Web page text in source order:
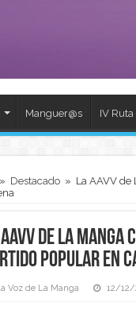
Manguer@s IV
» Destacado » La AAVV de
AAVV de La
Popular en
Voz de La Manga 12/12/